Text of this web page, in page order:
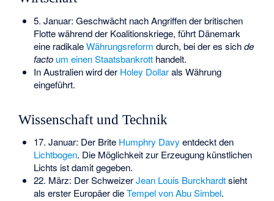
5. Januar: Geschwächt nach Angriffen der britischen
Flotte während der Koalitionskriege, führt Dänemark
eine radikaleWährungsreform durch, bei der es sichde
facto um einen Staatsbankrotthandelt.
In Australien wird der Holey Dollarals Währung
eingeführt.
Wissenschaft und Technik
17. Januar: Der Brite Humphry Davy entdeckt den
Lichtbogen. Die Möglichkeit zur Erzeugung künstlichen
Lichts ist damit gegeben.
22. März: Der SchweizerJean Louis Burckhardtsieht
als erster Europäer dieTempel von Abu Simbel.